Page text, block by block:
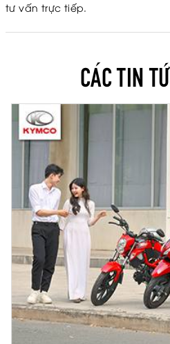
tư vấn trực tiếp.
CÁC TIN